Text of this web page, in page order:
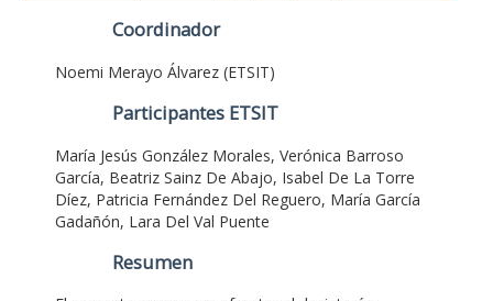
Coordinador
Noemi Merayo Álvarez (ETSIT)
Participantes ETSIT
María Jesús González Morales, Verónica Barroso
García, Beatriz Sainz De Abajo, Isabel De La Torre
Díez, Patricia Fernández Del Reguero, María García
Gadañón, Lara Del Val Puente
Resumen